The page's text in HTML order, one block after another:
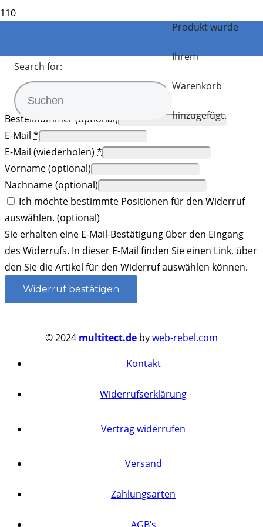
Search for:
Produktwurde
Ihrem
Warenkorb
hinzugefügt.
Vertrag widerrufen
Start
Bestellnummer (optional)
E-Mail *
E-Mail (wiederholen) *
Vorname(optional)
Nachname(optional)
Ich möchte bestimmte Positionen für den Widerruf
auswählen. (optional)
Sie erhalten eine E-Mail-Bestätigung über den Eingang
des Widerrufs. In dieser E-Mail finden Sie einen Link, über
den Sie die Artikel für den Widerruf auswählen können.
Widerruf bestätigen
© 2024 multitect.de byweb-rebel.com
Kontakt
Widerrufserklärung
Vertrag widerrufen
Versand
Zahlungsarten